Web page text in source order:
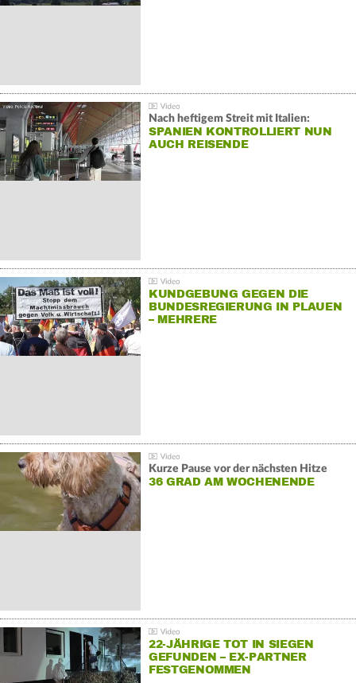
Nach heftigem Streit mit Italien:
SPANIEN KONTROLLIERT NUN
AUCH REISENDE
KUNDGEBUNG GEGEN DIE
BUNDESREGIERUNG IN PLAUEN
– MEHRERE
Kurze Pause vor der nächsten Hitze
36 GRAD AM WOCHENENDE
22-JÄHRIGE TOT IN SIEGEN
GEFUNDEN – EX-PARTNER
FESTGENOMMEN